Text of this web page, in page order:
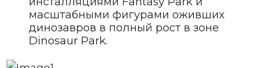
масштабными фигурами оживших
динозавров в полный рост в зоне
Dinosaur Park.